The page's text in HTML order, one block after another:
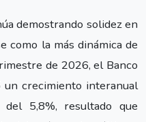
demostrando solidez en
como la más dinámica de
de 2026, el Banco
crecimiento interanual
5,8%, resultado que